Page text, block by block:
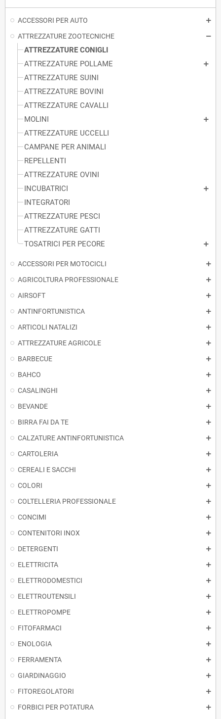
ACCESSORI PER AUTO
ATTREZZATURE ZOOTECNICHE
ATTREZZATURE CONIGLI
ATTREZZATURE POLLAME
ATTREZZATURE SUINI
ATTREZZATURE BOVINI
ATTREZZATURE CAVALLI
MOLINI
ATTREZZATURE UCCELLI
CAMPANE PER ANIMALI
REPELLENTI
ATTREZZATURE OVINI
INCUBATRICI
INTEGRATORI
ATTREZZATURE PESCI
ATTREZZATURE GATTI
TOSATRICI PER PECORE
ACCESSORI PER MOTOCICLI
AGRICOLTURA PROFESSIONALE
AIRSOFT
ANTINFORTUNISTICA
ARTICOLI NATALIZI
ATTREZZATURE AGRICOLE
BARBECUE
BAHCO
CASALINGHI
BEVANDE
BIRRA FAI DA TE
CALZATURE ANTINFORTUNISTICA
CARTOLERIA
CEREALI E SACCHI
COLORI
COLTELLERIA PROFESSIONALE
CONCIMI
CONTENITORI INOX
DETERGENTI
ELETTRICITA
ELETTRODOMESTICI
ELETTROUTENSILI
ELETTROPOMPE
FITOFARMACI
ENOLOGIA
FERRAMENTA
GIARDINAGGIO
FITOREGOLATORI
FORBICI PER POTATURA